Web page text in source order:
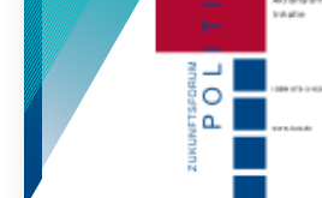
Wirtschaftspolitik ab.